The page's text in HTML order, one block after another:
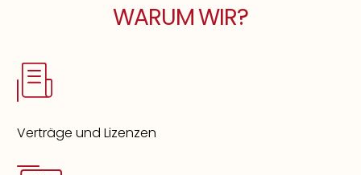
WARUM WIR?
Verträge und Lizenzen